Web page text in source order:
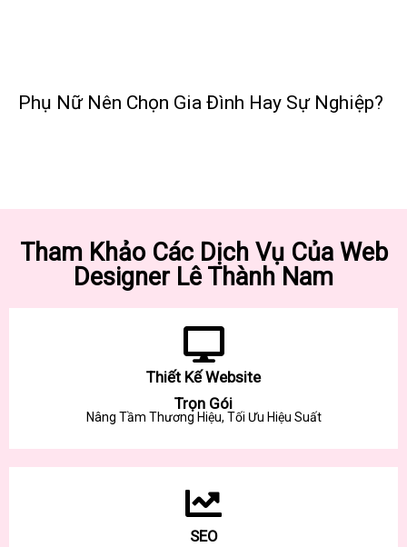
Phụ Nữ Nên Chọn Gia Đình Hay Sự Nghiệp?
Tham Khảo Các Dịch Vụ Của Web
Designer Lê Thành Nam
Thiết Kế Website
Trọn Gói
Nâng Tầm Thương Hiệu, Tối Ưu Hiệu Suất
SEO